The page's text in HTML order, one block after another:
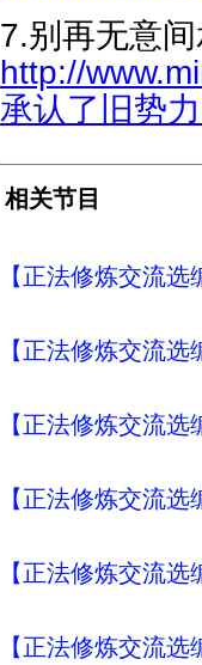
7.别再无意
http://
承认了旧势
相关节目
【正法修炼交流
【正法修炼交流
【正法修炼交流
【正法修炼交流
【正法修炼交流
【正法修炼交流